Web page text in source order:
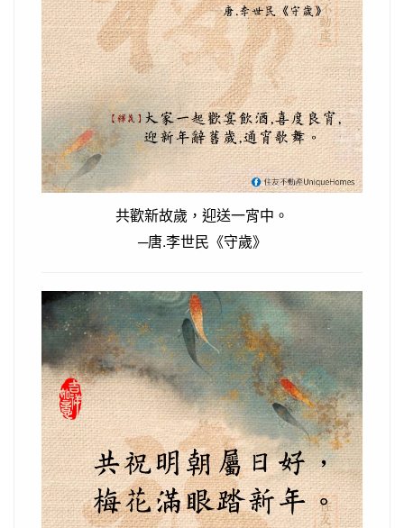
共歡新故歲，迎送一宵中。
─唐.李世民《守歲》